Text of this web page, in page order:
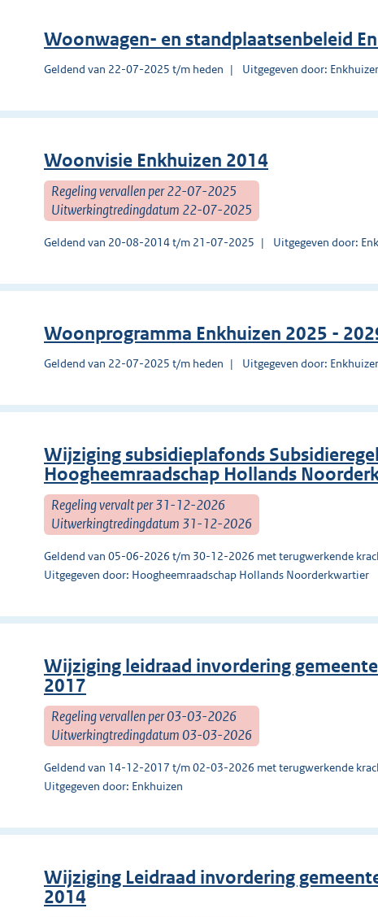
Woonwagen- en standplaatsenbeleid
Geldend van 22-07-2025 t/m heden Uitgegeven door:
Woonvisie Enkhuizen 2014
Regeling vervallen per 22-07-2025
Uitwerkingtredingdatum 22-07-2025
Geldend van 20-08-2014 t/m 21-07-2025 Uitgegeven door:
Woonprogramma Enkhuizen 2025 -
Geldend van 22-07-2025 t/m heden Uitgegeven door:
Wijziging subsidieplafonds
Hoogheemraadschap Hollands
Regeling vervalt per 31-12-2026
Uitwerkingtredingdatum 31-12-2026
Geldend van 05-06-2026 t/m 30-12-2026 met terugwerkende
Uitgegeven door: Hoogheemraadschap Hollands Noorderkwartier
Wijziging leidraad invordering
2017
Regeling vervallen per 03-03-2026
Uitwerkingtredingdatum 03-03-2026
Geldend van 14-12-2017 t/m 02-03-2026 met terugwerkende
Uitgegeven door: Enkhuizen
Wijziging Leidraad invordering
2014